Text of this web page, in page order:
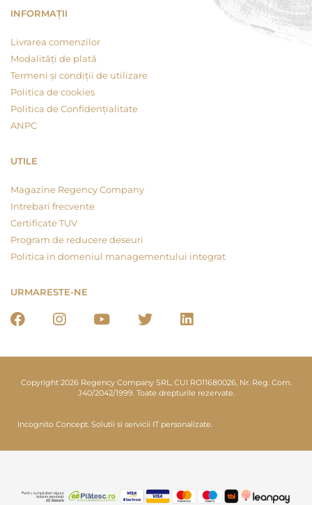
INFORMAȚII
Livrarea comenzilor
Modalități de plată
Termeni și condiții de utilizare
Politica de cookies
Politica de Confidențialitate
ANPC
UTILE
Magazine Regency Company
Intrebari frecvente
Certificate TUV
Program de reducere deseuri
Politica in domeniul managementului integrat
URMARESTE-NE
Copyright 2026 Regency Company SRL, CUI RO11680026, Nr. Reg. Com.
J40/2042/1999. Toate drepturile rezervate.
Incognito Concept. Solutii si servicii IT personalizate.